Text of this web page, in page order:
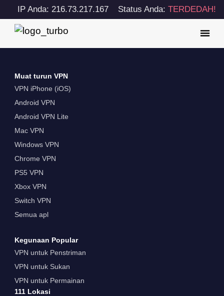
IP Anda: 216.73.217.167 Status Anda:TERDEDAH!
Muat turun VPN
VPN iPhone (iOS)
Android VPN
Android VPN Lite
Mac VPN
Windows VPN
Chrome VPN
PS5 VPN
Xbox VPN
Switch VPN
Semua apl
Kegunaan Popular
VPN untuk Penstriman
VPN untuk Sukan
VPN untuk Permainan
111 Lokasi